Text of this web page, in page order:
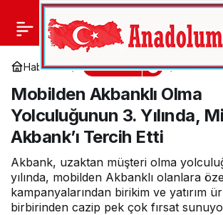
Haberler Ekonomi
Milyonlar
Etti
Mobilden Akbanklı Olma
Yolculuğunun 3. Yılında,
Akbank’ı Tercih Etti
Akbank, uzaktan müşteri olma
yılında, mobilden Akbanklı olanlara
kampanyalarından birikim ve yatırım
birbirinden cazip pek çok fırsat
Viatris Türkiye, Great
Place To Work®
Sertifikası Aldı